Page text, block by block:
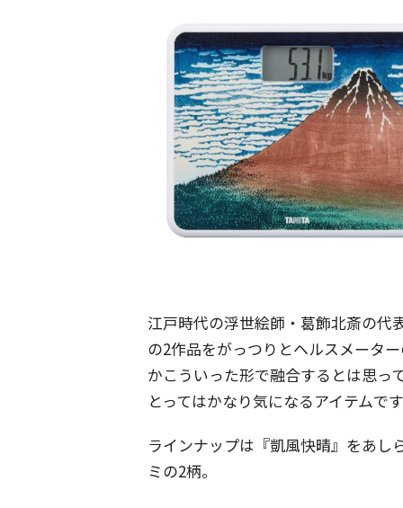
江戸時代の浮世絵師・葛飾北斎の代
の2作品をがっつりとヘルスメータ
かこういった形で融合するとは思っ
とってはかなり気になるアイテムで
ラインナップは『凱風快晴』をあし
ミの2柄。